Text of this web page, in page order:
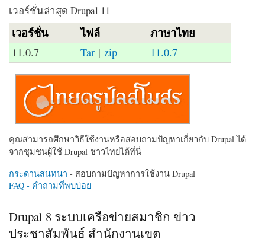
เวอร์ชั่นล่าสุด Drupal 11
เวอร์ชั่น ไฟล์ ภาษาไทย
11.0.7 Tar | zip 11.0.7
คุณสามารถศึกษาวิธีใช้งานหรือสอบถามปัญหาเกี่ยวกับ Drupal ได้
จากชุมชนผู้ใช้ Drupal ชาวไทยได้ที่นี่
กระดานสนทนา - สอบถามปัญหาการใช้งาน Drupal
FAQ - คำถามที่พบบ่อย
Drupal 8 ระบบเครือข่ายสมาชิก ข่าว
ประชาสัมพันธ์ สำนักงานเขต